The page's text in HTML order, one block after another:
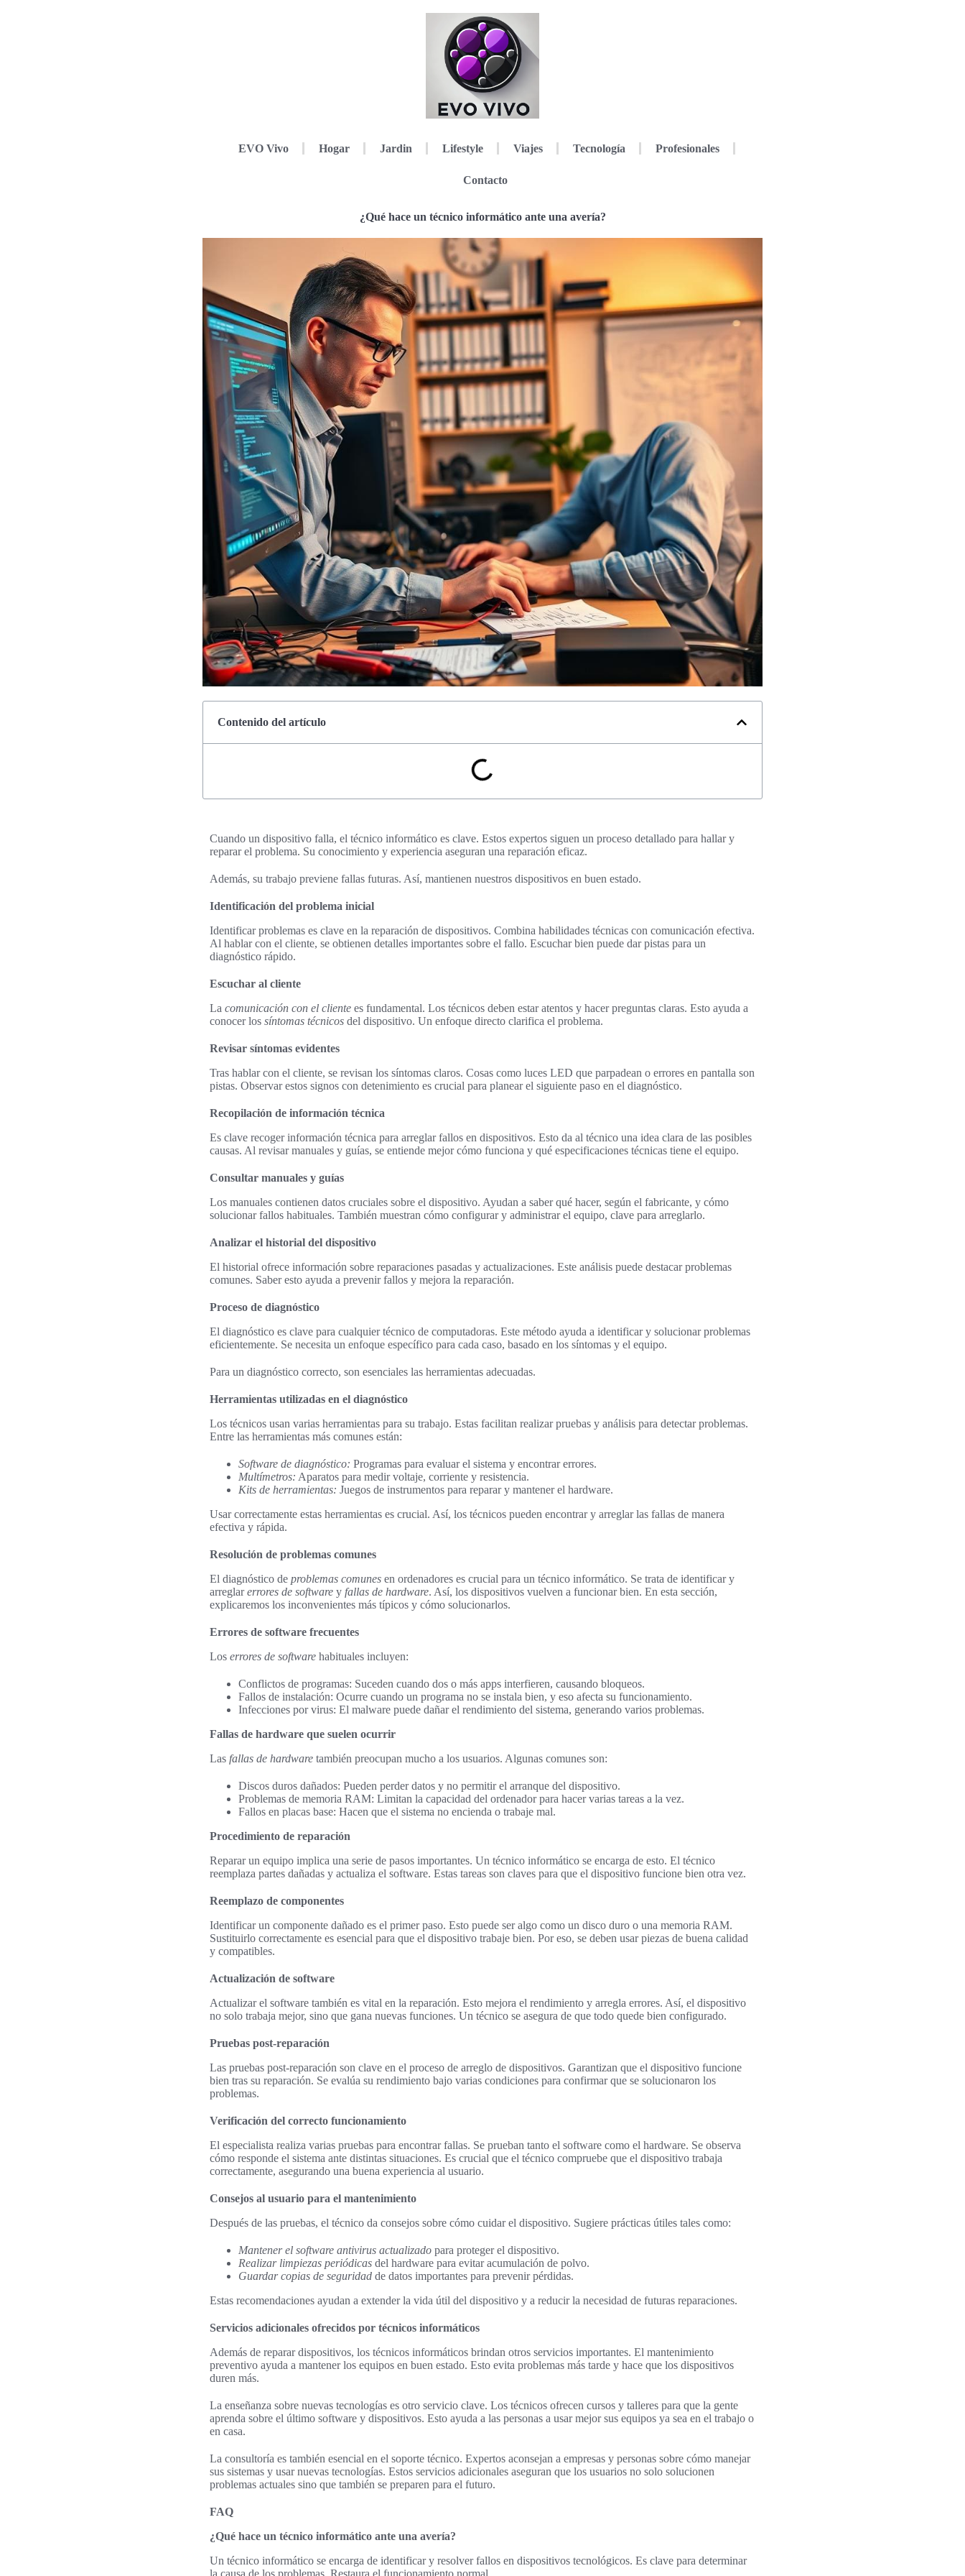
EVO Vivo Hogar Jardin Lifestyle Viajes Tecnología Profesionales
Contacto
¿Qué hace un técnico informático ante una avería?
Contenido del artículo
Cuando un dispositivo falla, el técnico informático es clave. Estos expertos siguen un proceso detallado para hallar y
reparar el problema. Su conocimiento y experiencia aseguran una reparación eficaz.
Además, su trabajo previene fallas futuras. Así, mantienen nuestros dispositivos en buen estado.
Identificación del problema inicial
Identificar problemas es clave en la reparación de dispositivos. Combina habilidades técnicas con comunicación efectiva.
Al hablar con el cliente, se obtienen detalles importantes sobre el fallo. Escuchar bien puede dar pistas para un
diagnóstico rápido.
Escuchar al cliente
La comunicación con el cliente es fundamental. Los técnicos deben estar atentos y hacer preguntas claras. Esto ayuda a
conocer los síntomas técnicos del dispositivo. Un enfoque directo clarifica el problema.
Revisar síntomas evidentes
Tras hablar con el cliente, se revisan los síntomas claros. Cosas como luces LED que parpadean o errores en pantalla son
pistas. Observar estos signos con detenimiento es crucial para planear el siguiente paso en el diagnóstico.
Recopilación de información técnica
Es clave recoger información técnica para arreglar fallos en dispositivos. Esto da al técnico una idea clara de las posibles
causas. Al revisar manuales y guías, se entiende mejor cómo funciona y qué especificaciones técnicas tiene el equipo.
Consultar manuales y guías
Los manuales contienen datos cruciales sobre el dispositivo. Ayudan a saber qué hacer, según el fabricante, y cómo
solucionar fallos habituales. También muestran cómo configurar y administrar el equipo, clave para arreglarlo.
Analizar el historial del dispositivo
El historial ofrece información sobre reparaciones pasadas y actualizaciones. Este análisis puede destacar problemas
comunes. Saber esto ayuda a prevenir fallos y mejora la reparación.
Proceso de diagnóstico
El diagnóstico es clave para cualquier técnico de computadoras. Este método ayuda a identificar y solucionar problemas
eficientemente. Se necesita un enfoque específico para cada caso, basado en los síntomas y el equipo.
Para un diagnóstico correcto, son esenciales las herramientas adecuadas.
Herramientas utilizadas en el diagnóstico
Los técnicos usan varias herramientas para su trabajo. Estas facilitan realizar pruebas y análisis para detectar problemas.
Entre las herramientas más comunes están:
Software de diagnóstico: Programas para evaluar el sistema y encontrar errores.
Multímetros: Aparatos para medir voltaje, corriente y resistencia.
Kits de herramientas: Juegos de instrumentos para reparar y mantener el hardware.
Usar correctamente estas herramientas es crucial. Así, los técnicos pueden encontrar y arreglar las fallas de manera
efectiva y rápida.
Resolución de problemas comunes
El diagnóstico de problemas comunes en ordenadores es crucial para un técnico informático. Se trata de identificar y
arreglarerrores de software y fallas de hardware. Así, los dispositivos vuelven a funcionar bien. En esta sección,
explicaremos los inconvenientes más típicos y cómo solucionarlos.
Errores de software frecuentes
Los errores de software habituales incluyen:
Conflictos de programas: Suceden cuando dos o más apps interfieren, causando bloqueos.
Fallos de instalación: Ocurre cuando un programa no se instala bien, y eso afecta su funcionamiento.
Infecciones por virus: El malware puede dañar el rendimiento del sistema, generando varios problemas.
Fallas de hardware que suelen ocurrir
Las fallas de hardware también preocupan mucho a los usuarios. Algunas comunes son:
Discos duros dañados: Pueden perder datos y no permitir el arranque del dispositivo.
Problemas de memoria RAM: Limitan la capacidad del ordenador para hacer varias tareas a la vez.
Fallos en placas base: Hacen que el sistema no encienda o trabaje mal.
Procedimiento de reparación
Reparar un equipo implica una serie de pasos importantes. Un técnico informático se encarga de esto. El técnico
reemplaza partes dañadas y actualiza el software. Estas tareas son claves para que el dispositivo funcione bien otra vez.
Reemplazo de componentes
Identificar un componente dañado es el primer paso. Esto puede ser algo como un disco duro o una memoria RAM.
Sustituirlo correctamente es esencial para que el dispositivo trabaje bien. Por eso, se deben usar piezas de buena calidad
y compatibles.
Actualización de software
Actualizar el software también es vital en la reparación. Esto mejora el rendimiento y arregla errores. Así, el dispositivo
no solo trabaja mejor, sino que gana nuevas funciones. Un técnico se asegura de que todo quede bien configurado.
Pruebas post-reparación
Las pruebas post-reparación son clave en el proceso de arreglo de dispositivos. Garantizan que el dispositivo funcione
bien tras su reparación. Se evalúa su rendimiento bajo varias condiciones para confirmar que se solucionaron los
problemas.
Verificación del correcto funcionamiento
El especialista realiza varias pruebas para encontrar fallas. Se prueban tanto el software como el hardware. Se observa
cómo responde el sistema ante distintas situaciones. Es crucial que el técnico compruebe que el dispositivo trabaja
correctamente, asegurando una buena experiencia al usuario.
Consejos al usuario para el mantenimiento
Después de las pruebas, el técnico da consejos sobre cómo cuidar el dispositivo. Sugiere prácticas útiles tales como:
Mantener el software antivirus actualizado para proteger el dispositivo.
Realizar limpiezas periódicas del hardware para evitar acumulación de polvo.
Guardar copias de seguridad de datos importantes para prevenir pérdidas.
Estas recomendaciones ayudan a extender la vida útil del dispositivo y a reducir la necesidad de futuras reparaciones.
Servicios adicionales ofrecidos por técnicos informáticos
Además de reparar dispositivos, los técnicos informáticos brindan otros servicios importantes. El mantenimiento
preventivo ayuda a mantener los equipos en buen estado. Esto evita problemas más tarde y hace que los dispositivos
duren más.
La enseñanza sobre nuevas tecnologías es otro servicio clave. Los técnicos ofrecen cursos y talleres para que la gente
aprenda sobre el último software y dispositivos. Esto ayuda a las personas a usar mejor sus equipos ya sea en el trabajo o
en casa.
La consultoría es también esencial en el soporte técnico. Expertos aconsejan a empresas y personas sobre cómo manejar
sus sistemas y usar nuevas tecnologías. Estos servicios adicionales aseguran que los usuarios no solo solucionen
problemas actuales sino que también se preparen para el futuro.
FAQ
¿Qué hace un técnico informático ante una avería?
Un técnico informático se encarga de identificar y resolver fallos en dispositivos tecnológicos. Es clave para determinar
la causa de los problemas. Restaura el funcionamiento normal.